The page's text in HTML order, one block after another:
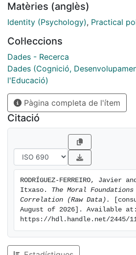
Matèries (anglès)
Identity (Psychology), Practical
Col·leccions
Dades - Recerca
Dades (Cognició,
l'Educació)
Pàgina completa de l'ítem
Citació
RODRÍGUEZ-FERREIRO, Javier
Itxaso. The Moral
Correlation (Raw Data).
August of 2026]. Available at:
https://hdl.handle.net/2445/